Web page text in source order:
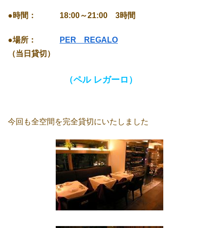
●時間： 18:00～21:00 3時間
●場所：
PER REGALO
（当日貸切）
（ペル レガーロ）
今回も全空間を完全貸切にいたしました